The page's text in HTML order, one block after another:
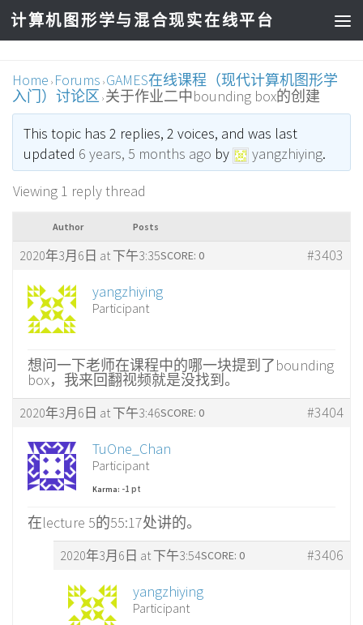
计算机图形学与混合现实在线平台
Home › Forums › GAMES在线课程（现代计算机图形学
入门）讨论区 › 关于作业二中bounding box的创建
This topic has 2 replies, 2 voices, and was last
updated 6 years, 5 months ago by yangzhiying.
Viewing 1 reply thread
Author Posts
2020年3月6日 at 下午3:35 #3403
SCORE: 0
yangzhiying
Participant
想问一下老师在课程中的哪一块提到了bounding
box，我来回翻视频就是没找到。
2020年3月6日 at 下午3:46 #3404
SCORE: 0
TuOne_Chan
Participant
Karma: -1 pt
在lecture 5的55:17处讲的。
2020年3月6日 at 下午3:54 #3406
SCORE: 0
yangzhiying
Participant